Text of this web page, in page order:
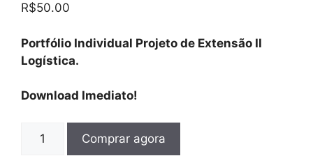
R$50.00
Portfólio Individual Projeto de Extensão II
Logística.
Download Imediato!
Comprar agora